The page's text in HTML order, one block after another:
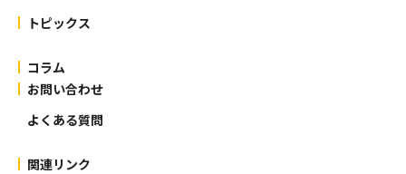
トピックス
コラム
お問い合わせ
よくある質問
関連リンク